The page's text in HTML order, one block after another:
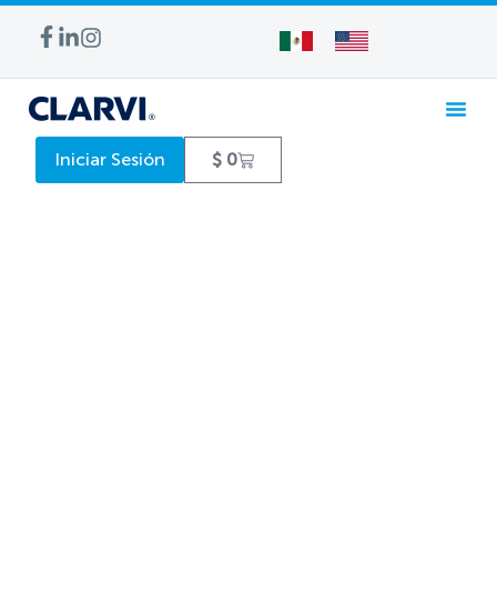
Iniciar Sesión $ 0